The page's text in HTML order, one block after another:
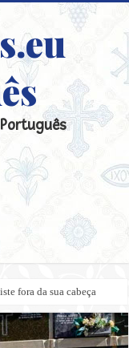
fora da sua cabeça